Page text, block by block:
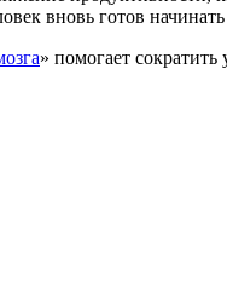
вновь готов
» помогает сократить